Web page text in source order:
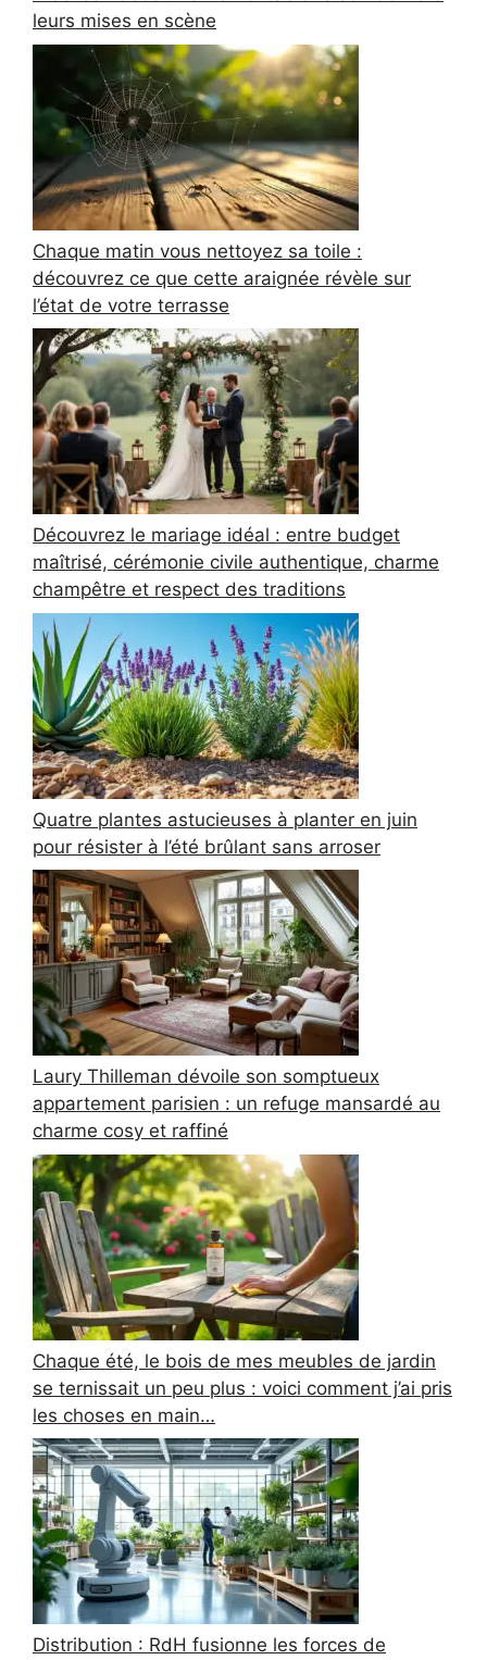
leurs mises en scène
Chaque matin vous nettoyez sa toile :
découvrez ce que cette araignée révèle sur
l’état de votre terrasse
Découvrez le mariage idéal : entre budget
maîtrisé, cérémonie civile authentique, charme
champêtre et respect des traditions
Quatre plantes astucieuses à planter en juin
pour résister à l’été brûlant sans arroser
Laury Thilleman dévoile son somptueux
appartement parisien : un refuge mansardé au
charme cosy et raffiné
Chaque été, le bois de mes meubles de jardin
se ternissait un peu plus : voici comment j’ai pris
les choses en main…
Distribution : RdH fusionne les forces de